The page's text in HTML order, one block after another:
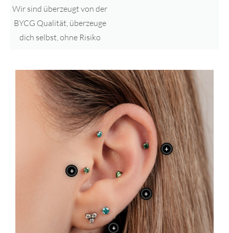
Wir sind überzeugt von der
BYCG Qualität, überzeuge
dich selbst, ohne Risiko
+
+
+
+